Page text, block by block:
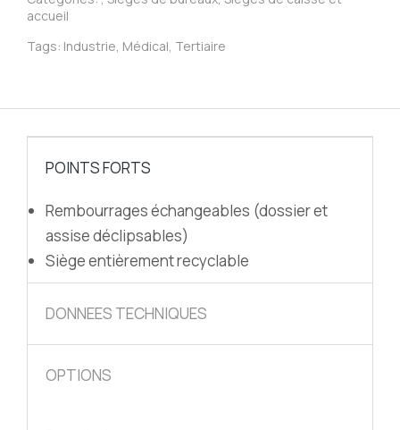
accueil
Tags: Industrie, Médical, Tertiaire
POINTS FORTS
Rembourrages échangeables (dossier et
assise déclipsables)
Siège entièrement recyclable
DONNEES TECHNIQUES
OPTIONS